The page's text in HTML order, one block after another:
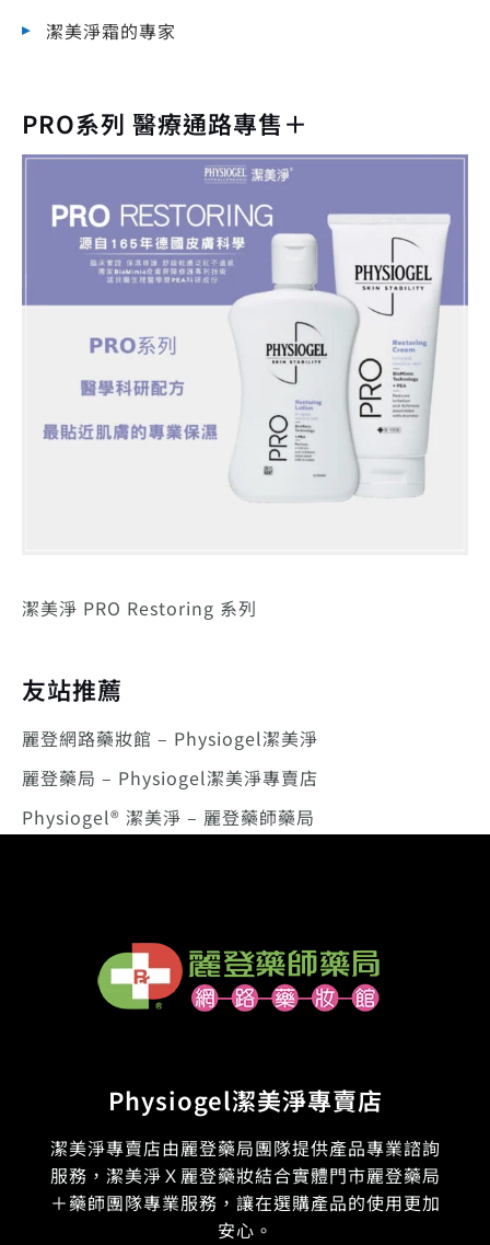
潔美淨霜的專家
PRO系列 醫療通路專售＋
潔美淨 PRO Restoring 系列
友站推薦
麗登網路藥妝館 – Physiogel潔美淨
麗登藥局 – Physiogel潔美淨專賣店
Physiogel® 潔美淨 – 麗登藥師藥局
Physiogel潔美淨專賣店
潔美淨專賣店由麗登藥局團隊提供產品專業諮詢
服務，潔美淨Ｘ麗登藥妝結合實體門市麗登藥局
＋藥師團隊專業服務，讓在選購產品的使用更加
安心。